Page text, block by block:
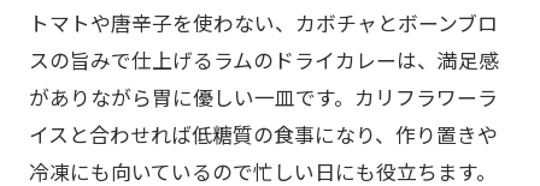
トマトや唐辛子を使わない、カボチャとボーンブロ
スの旨みで仕上げるラムのドライカレーは、満足感
がありながら胃に優しい一皿です。カリフラワーラ
イスと合わせれば低糖質の食事になり、作り置きや
冷凍にも向いているので忙しい日にも役立ちます。